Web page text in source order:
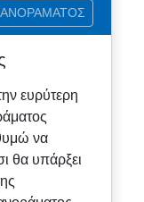
ευρύτερη
να
θα υπάρξει